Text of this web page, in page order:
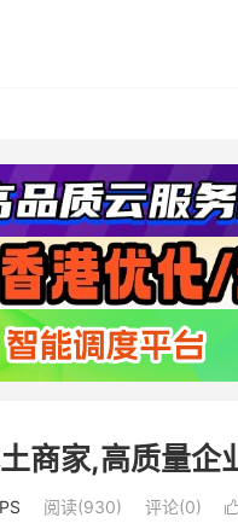
家,高质量企
阅读(930) 评论(0)